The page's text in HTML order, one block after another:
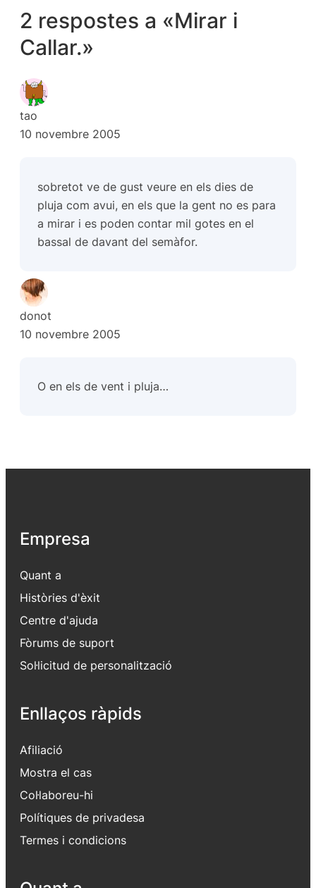
2 respostes a «Mirar i
Callar.»
tao
10 novembre 2005
sobretot ve de gust veure en els dies de
pluja com avui, en els que la gent no es para
a mirar i es poden contar mil gotes en el
bassal de davant del semàfor.
donot
10 novembre 2005
O en els de vent i pluja…
Empresa
Quant a
Històries d'èxit
Centre d'ajuda
Fòrums de suport
Sol·licitud de personalització
Enllaços ràpids
Afiliació
Mostra el cas
Col·laboreu-hi
Polítiques de privadesa
Termes i condicions